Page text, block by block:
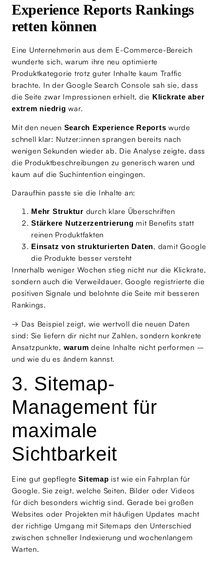
Experience Reports Rankings
retten können
Eine Unternehmerin aus dem E-Commerce-Bereich
wunderte sich, warum ihre neu optimierte
Produktkategorie trotz guter Inhalte kaum Traffic
brachte. In der Google Search Console sah sie, dass
die Seite zwar Impressionen erhielt, die Klickrate aber
extrem niedrig war.
Mit den neuen Search Experience Reports wurde
schnell klar: Nutzer:innen sprangen bereits nach
wenigen Sekunden wieder ab. Die Analyse zeigte, dass
die Produktbeschreibungen zu generisch waren und
kaum auf die Suchintention eingingen.
Daraufhin passte sie die Inhalte an:
Mehr Struktur durch klare Überschriften
Stärkere Nutzerzentrierung mit Benefits statt
reinen Produktfakten
Einsatz von strukturierten Daten, damit Google
die Produkte besser versteht
Innerhalb weniger Wochen stieg nicht nur die Klickrate,
sondern auch die Verweildauer. Google registrierte die
positiven Signale und belohnte die Seite mit besseren
Rankings.
→ Das Beispiel zeigt, wie wertvoll die neuen Daten
sind: Sie liefern dir nicht nur Zahlen, sondern konkrete
Ansatzpunkte, warum deine Inhalte nicht performen –
und wie du es ändern kannst.
3. Sitemap-
Management für
maximale
Sichtbarkeit
Eine gut gepflegteSitemap ist wie ein Fahrplan für
Google. Sie zeigt, welche Seiten, Bilder oder Videos
für dich besonders wichtig sind. Gerade bei großen
Websites oder Projekten mit häufigen Updates macht
der richtige Umgang mit Sitemaps den Unterschied
zwischen schneller Indexierung und wochenlangem
Warten.